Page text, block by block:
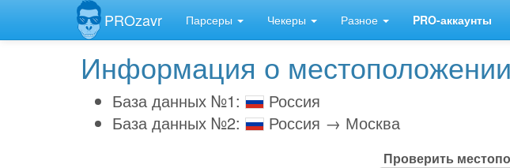
PROzavr Парсеры Чекеры Разное PRO-аккаунты
Информация о
База данных №1:
Россия
База данных №2:
Россия → Москва
Проверить